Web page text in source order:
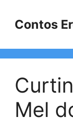
Contos
Mel